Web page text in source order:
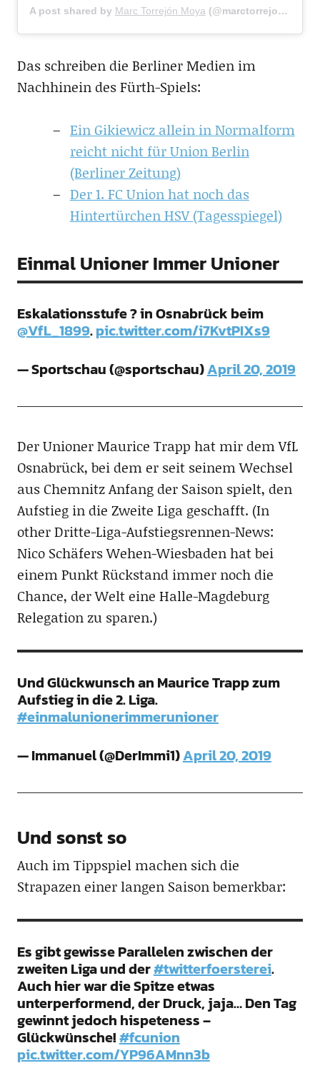
A post shared by Marc Torrejón Moya (@marctorrejon) on
Das schreiben die Berliner Medien im
Nachhinein des Fürth-Spiels:
Ein Gikiewicz allein in Normalform
reicht nicht für Union Berlin
(Berliner Zeitung)
Der 1. FC Union hat noch das
Hintertürchen HSV (Tagesspiegel)
Einmal Unioner Immer Unioner
Eskalationsstufe ? in Osnabrück beim
@VfL_1899.pic.twitter.com/i7KvtPIXs9
— Sportschau (@sportschau)April 20, 2019
Der Unioner Maurice Trapp hat mir dem VfL
Osnabrück, bei dem er seit seinem Wechsel
aus Chemnitz Anfang der Saison spielt, den
Aufstieg in die Zweite Liga geschafft. (In
other Dritte-Liga-Aufstiegsrennen-News:
Nico Schäfers Wehen-Wiesbaden hat bei
einem Punkt Rückstand immer noch die
Chance, der Welt eine Halle-Magdeburg
Relegation zu sparen.)
Und Glückwunsch an Maurice Trapp zum
Aufstieg in die 2. Liga.
#einmalunionerimmerunioner
— Immanuel (@DerImmi1)April 20, 2019
Und sonst so
Auch im Tippspiel machen sich die
Strapazen einer langen Saison bemerkbar:
Es gibt gewisse Parallelen zwischen der
zweiten Liga und der#twitterfoersterei.
Auch hier war die Spitze etwas
unterperformend, der Druck, jaja… Den Tag
gewinnt jedoch hispeteness –
Glückwünsche!#fcunion
pic.twitter.com/YP96AMnn3b